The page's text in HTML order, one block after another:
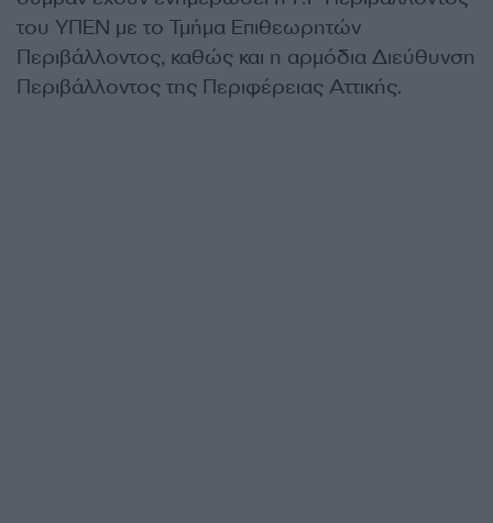
του ΥΠΕΝ με το Τμήμα Επιθεωρητών
Περιβάλλοντος, καθώς και η αρμόδια Διεύθυνση
Περιβάλλοντος της Περιφέρειας Αττικής.